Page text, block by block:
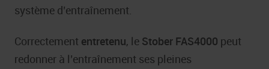
système d’entraînement.
Correctement entretenu, le Stober FAS4000 peut
redonner à l’entraînement ses pleines